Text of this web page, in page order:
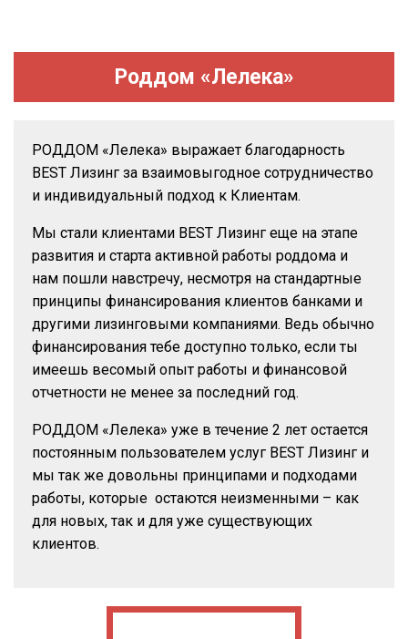
Роддом «Лелека»
РОДДОМ «Лелека» выражает благодарность
BEST Лизинг за взаимовыгодное сотрудничество
и индивидуальный подход к Клиентам.
Мы стали клиентами BEST Лизинг еще на этапе
развития и старта активной работы роддома и
нам пошли навстречу, несмотря на стандартные
принципы финансирования клиентов банками и
другими лизинговыми компаниями. Ведь обычно
финансирования тебе доступно только, если ты
имеешь весомый опыт работы и финансовой
отчетности не менее за последний год.
РОДДОМ «Лелека» уже в течение 2 лет остается
постоянным пользователем услуг BEST Лизинг и
мы так же довольны принципами и подходами
работы, которые остаются неизменными – как
для новых, так и для уже существующих
клиентов.